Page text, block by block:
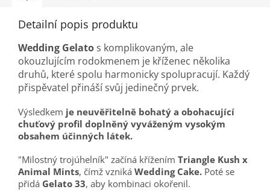
Detailní popis produktu
Wedding Gelato s komplikovaným, ale
okouzlujícím rodokmenem je kříženec několika
druhů, které spolu harmonicky spolupracují. Každý
přispěvatel přináší svůj jedinečný prvek.
Výsledkem je neuvěřitelně bohatý a obohacující
chuťový profil doplněný vyváženým vysokým
obsahem účinných látek.
"Milostný trojúhelník" začíná křížením Triangle Kush x
Animal Mints, čímž vzniká Wedding Cake. Poté se
přidá Gelato 33, aby kombinaci okořenil.